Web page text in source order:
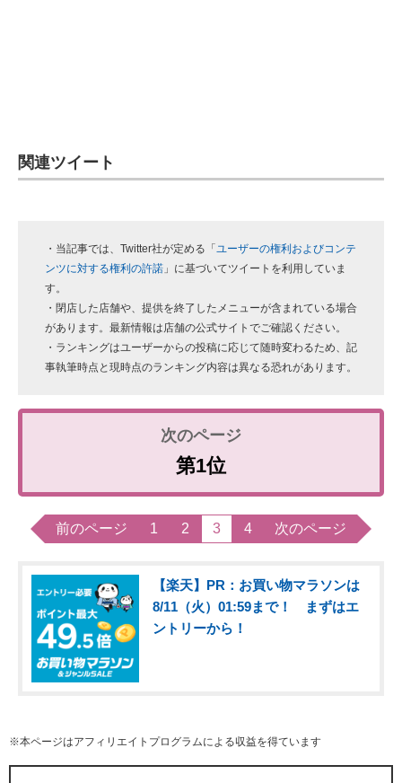
関連ツイート
・当記事では、Twitter社が定める「 ユーザーの権利およびコンテ
ンツに対する権利の許諾 」に基づいてツイートを利用していま
す。
・閉店した店舗や、提供を終了したメニューが含まれている場合
があります。最新情報は店舗の公式サイトでご確認ください。
・ランキングはユーザーからの投稿に応じて随時変わるため、記
事執筆時点と現時点のランキング内容は異なる恐れがあります。
第1位
前のページ 1 2 3 4 次のページ
【楽天】PR：お買い物マラソンは
8/11（火）01:59まで！ まずはエ
ントリーから！
※本ページはアフィリエイトプログラムによる収益を得ています